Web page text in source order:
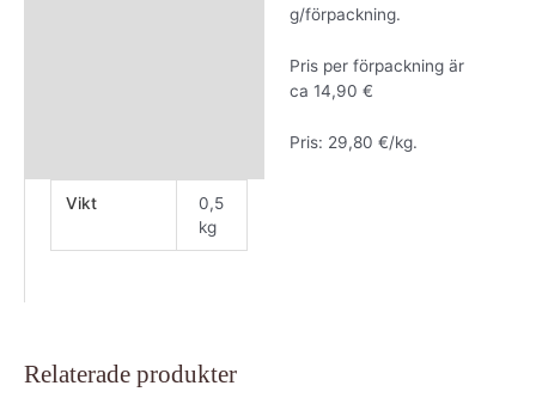
g/förpackning.
Pris per förpackning är
ca 14,90 €
Pris: 29,80 €/kg.
Vikt
0,5
kg
Relaterade produkter